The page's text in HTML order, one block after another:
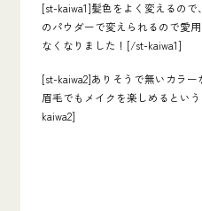
[st-kaiwa1]髪色をよく変えるの
のパウダーで変えられるので愛
なくなりました！[/st-kaiwa1]
[st-kaiwa2]ありそうで無いカラー
眉毛でもメイクを楽しめるとい
kaiwa2]